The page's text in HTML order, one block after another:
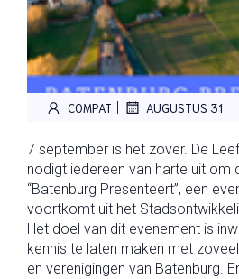
COMPAT | AUGUSTUS 31
7 september is het zover. De
nodigt iedereen van harte uit om
“Batenburg Presenteert”, een
voortkomt uit het
Het doel van dit evenement is
kennis te laten maken met
en verenigingen van Batenburg.